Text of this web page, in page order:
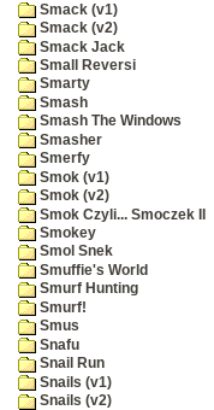
Smack (v1)
Smack (v2)
Smack Jack
Small Reversi
Smarty
Smash
Smash The Windows
Smasher
Smerfy
Smok (v1)
Smok (v2)
Smok Czyli... Smoczek II
Smokey
Smol Snek
Smuffie's World
Smurf Hunting
Smurf!
Smus
Snafu
Snail Run
Snails (v1)
Snails (v2)